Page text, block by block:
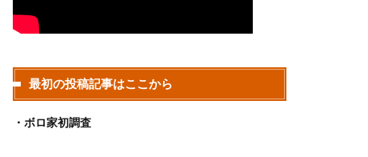
最初の投稿記事はここから
・ボロ家初調査